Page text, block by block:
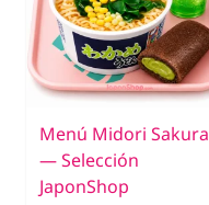
Menú Midori Sakura
— Selección
JaponShop